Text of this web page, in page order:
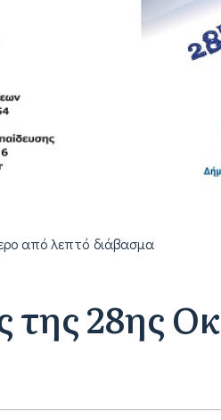
απόλεπτό διάβασμα
της 28ης